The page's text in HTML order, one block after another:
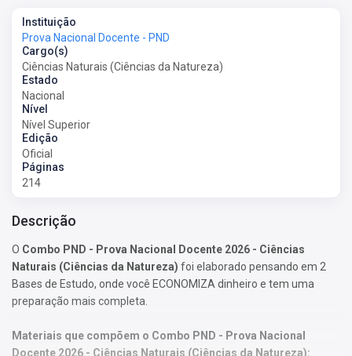
Instituição
Prova Nacional Docente - PND
Cargo(s)
Ciências Naturais (Ciências da Natureza)
Estado
Nacional
Nível
Nível Superior
Edição
Oficial
Páginas
214
Descrição
O Combo PND - Prova Nacional Docente 2026 - Ciências
Naturais (Ciências da Natureza) foi elaborado pensando em 2
Bases de Estudo, onde você ECONOMIZA dinheiro e tem uma
preparação mais completa.
Materiais que compõem o Combo PND - Prova Nacional
Docente 2026 - Ciências Naturais (Ciências da Natureza):